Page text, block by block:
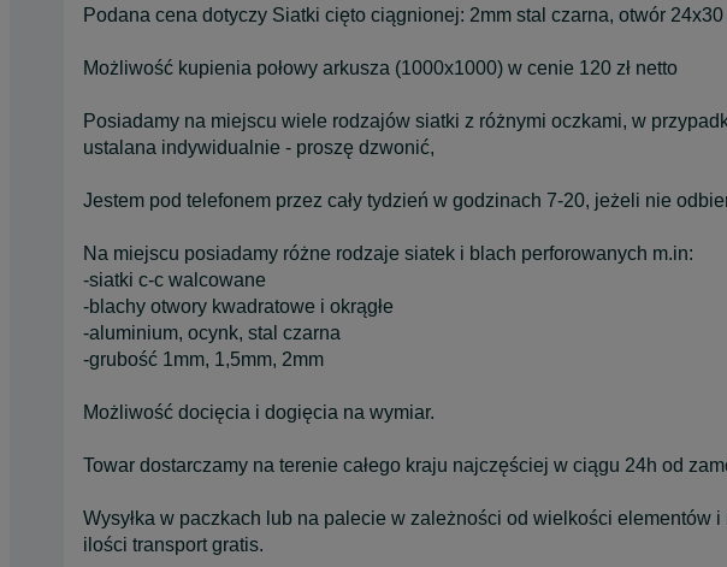
Podana cena dotyczy Siatki cięto ciągnionej: 2mm stal czarna, otwór
Możliwość kupienia połowy arkusza (1000x1000) w cenie 120 zł netto
Posiadamy na miejscu wiele rodzajów siatki z różnymi oczkami, w
ustalana indywidualnie - proszę dzwonić,
Jestem pod telefonem przez cały tydzień w godzinach 7-20, jeżeli nie
Na miejscu posiadamy różne rodzaje siatek i blach perforowanych m.in:
-siatki c-c walcowane
-blachy otwory kwadratowe i okrągłe
-aluminium, ocynk, stal czarna
-grubość 1mm, 1,5mm, 2mm
Możliwość docięcia i dogięcia na wymiar.
Towar dostarczamy na terenie całego kraju najczęściej w ciągu 24h od
Wysyłka w paczkach lub na palecie w zależności od wielkości elementów
ilości transport gratis.